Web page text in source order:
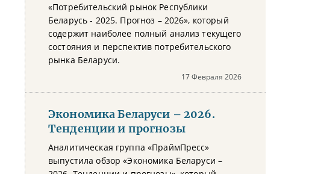
«Потребительский рынок Республики
Беларусь - 2025. Прогноз – 2026», который
содержит наиболее полный анализ текущего
состояния и перспектив потребительского
рынка Беларуси.
17 Февраля 2026
Экономика Беларуси – 2026.
Тенденции и прогнозы
Аналитическая группа «ПраймПресс»
выпустила обзор «Экономика Беларуси –